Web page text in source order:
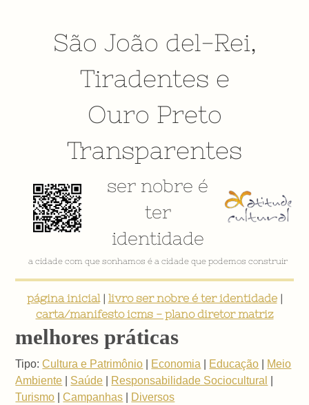
São João del-Rei,
Tiradentes e
Ouro Preto
Transparentes
ser nobre é
ter
identidade
a cidade com que sonhamos é a cidade que podemos construir
página inicial| livro ser nobre é ter identidade|
carta/manifesto icms - plano diretor matriz
melhores práticas
Tipo: Cultura e Patrimônio Economia Educação
Meio
Ambiente
Saúde Responsabilidade Sociocultural
Turismo |Campanhas
Diversos